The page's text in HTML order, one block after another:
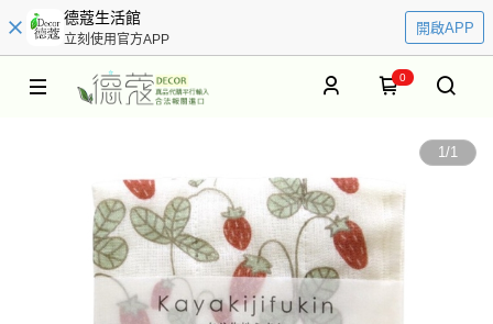
德蔻生活館
立刻使用官方APP
開啟APP
0
1/1